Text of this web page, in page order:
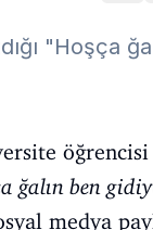
"Hoşça
öğrencisi
ğalın ben
medya